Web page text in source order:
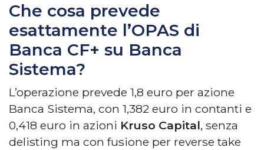
Che cosa prevede
esattamente l’OPAS di
Banca CF+ su Banca
Sistema?
L’operazione prevede 1,8 euro per azione
Banca Sistema, con 1,382 euro in contanti e
0,418 euro in azioni Kruso Capital, senza
delisting ma con fusione per reverse take